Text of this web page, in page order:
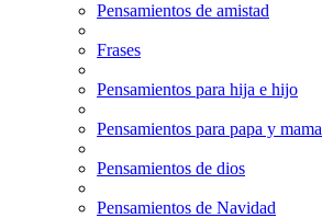
Pensamientos de amistad
Frases
Pensamientos para hija e hijo
Pensamientos para papa y mama
Pensamientos de dios
Pensamientos de Navidad